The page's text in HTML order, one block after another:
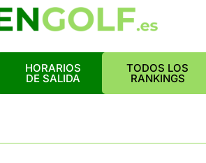
HORARIOS
DE SALIDA
TODOS LOS
RANKINGS